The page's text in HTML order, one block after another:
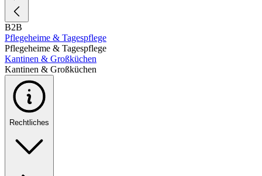
B2B
Pflegeheime & Tagespflege
Pflegeheime & Tagespflege
Kantinen & Großküchen
Kantinen & Großküchen
Rechtliches